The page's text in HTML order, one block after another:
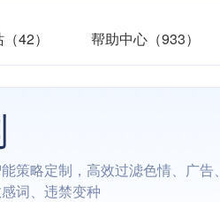
42） 帮助中心（933）
策略定制，高效过滤色情、广告
词、违禁变种